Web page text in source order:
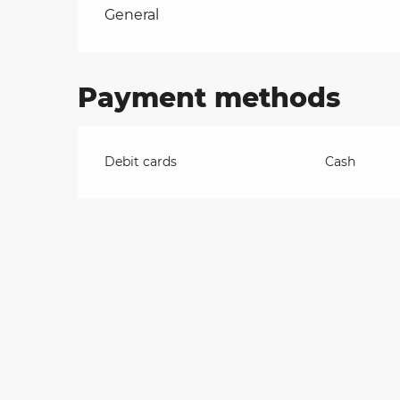
Rates 2026
General
Payment methods
Debit cards Cash